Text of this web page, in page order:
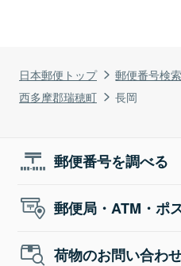
日本郵便トップ 郵便番号検索
西多摩郡瑞穂町
長岡
郵便番号を調べる
郵便局・ATM・ポ
荷物のお問い合わ